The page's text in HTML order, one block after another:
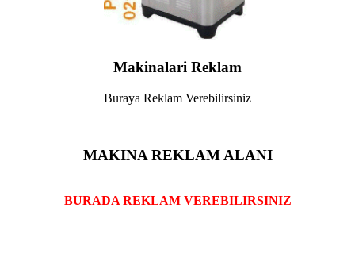
Makinalari Reklam
Buraya Reklam Verebilirsiniz
MAKINA REKLAM ALANI
BURADA REKLAM VEREBILIRSINIZ